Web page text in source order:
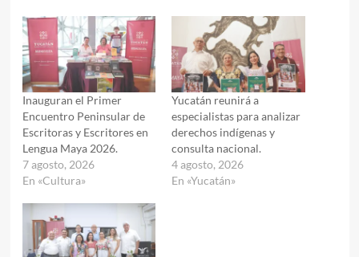
Inauguran el Primer
Encuentro Peninsular de
Escritoras y Escritores en
Lengua Maya 2026.
7 agosto, 2026
En «Cultura»
Yucatán reunirá a
especialistas para analizar
derechos indígenas y
consulta nacional.
4 agosto, 2026
En «Yucatán»